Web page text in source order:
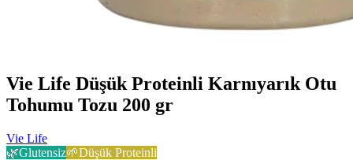
Vie Life Düşük Proteinli Karnıyarık Otu
Tohumu Tozu 200 gr
Vie Life
🌿Glutensiz🌱Düşük Proteinli